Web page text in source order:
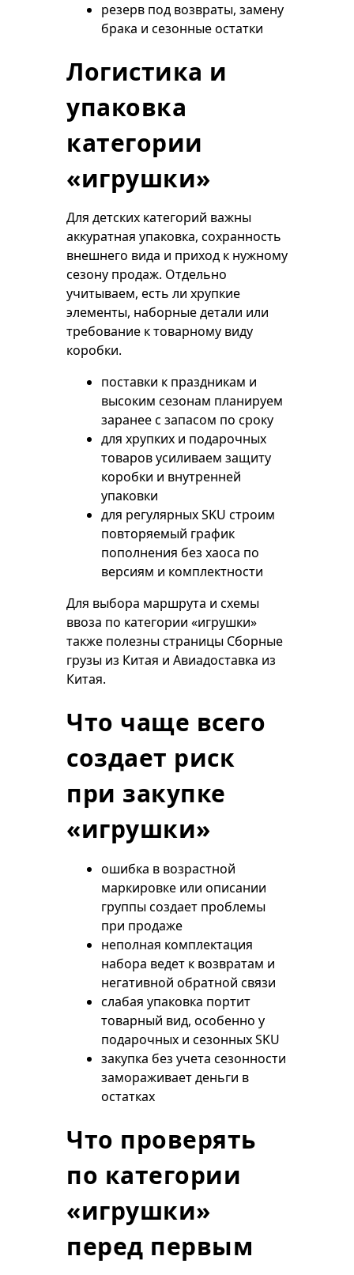
резерв под возвраты, замену
брака и сезонные остатки
Логистика и
упаковка
категории
«игрушки»
Для детских категорий важны
аккуратная упаковка, сохранность
внешнего вида и приход к нужному
сезону продаж. Отдельно
учитываем, есть ли хрупкие
элементы, наборные детали или
требование к товарному виду
коробки.
поставки к праздникам и
высоким сезонам планируем
заранее с запасом по сроку
для хрупких и подарочных
товаров усиливаем защиту
коробки и внутренней
упаковки
для регулярных SKU строим
повторяемый график
пополнения без хаоса по
версиям и комплектности
Для выбора маршрута и схемы
ввоза по категории «игрушки»
также полезны страницы Сборные
грузы из Китая и Авиадоставка из
Китая.
Что чаще всего
создает риск
при закупке
«игрушки»
ошибка в возрастной
маркировке или описании
группы создает проблемы
при продаже
неполная комплектация
набора ведет к возвратам и
негативной обратной связи
слабая упаковка портит
товарный вид, особенно у
подарочных и сезонных SKU
закупка без учета сезонности
замораживает деньги в
остатках
Что проверять
по категории
«игрушки»
перед первым